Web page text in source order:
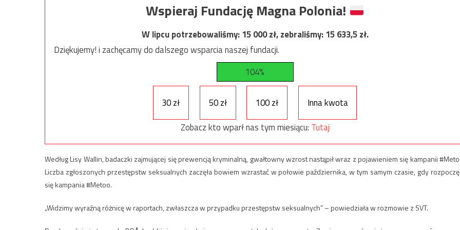
Wspieraj Fundację Magna Polonia!
W lipcu potrzebowaliśmy:15 000zł, zebraliśmy:15 633,5zł.
Dziękujemy! i zachęcamy do dalszego wsparcia naszej fundacji.
104%
30 zł 50 zł 100 zł
Inna kwota
Zobacz kto wparł nas tym miesiącu: Tutaj
Według Lisy Wallin, badaczki zajmującej się prewencją kryminalną, gwałtowny wzrost nastąpił wraz z pojawieniem się kampanii
Liczba zgłoszonych przestępstw seksualnych zaczęła bowiem wzrastać w połowie października, w tym samym czasie, gdy
się kampania #Metoo.
„Widzimy wyraźną różnicę w raportach, zwłaszcza w przypadku przestępstw seksualnych” – powiedziała w rozmowie z SVT.